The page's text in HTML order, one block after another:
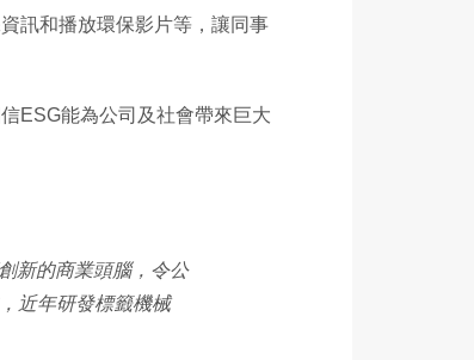
訊和播放環保影片等，讓同事
ESG能為公司及社會帶來巨大
新的商業頭腦，令公
近年研發標籤機械